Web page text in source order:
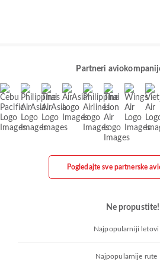
Partneri
Pogledajte sve partnerske
Ne propustite!
Najpopularniji letovi
Najpopularnije rute